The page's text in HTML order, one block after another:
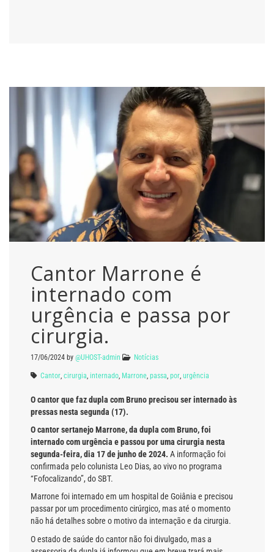
Cantor Marrone é
internado com
urgência e passa por
cirurgia.
17/06/2024 by @UHOST-admin Notícias
Cantor cirurgia internado Marrone passa por urgência
O cantor que faz dupla com Bruno precisou ser internado às
pressas nesta segunda (17).
O cantor sertanejo Marrone, da dupla com Bruno, foi
internado com urgência e passou por uma cirurgia nesta
segunda-feira, dia 17 de junho de 2024. A informação foi
confirmada pelo colunista Leo Dias, ao vivo no programa
“Fofocalizando”, do SBT.
Marrone foi internado em um hospital de Goiânia e precisou
passar por um procedimento cirúrgico, mas até o momento
não há detalhes sobre o motivo da internação e da cirurgia.
O estado de saúde do cantor não foi divulgado, mas a